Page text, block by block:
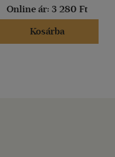
Online ár: 3 280 Ft
Kosárba